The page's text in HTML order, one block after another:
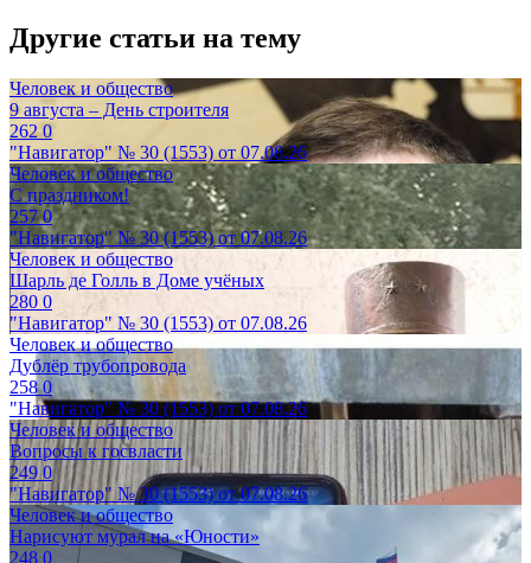
Другие статьи на тему
Человек и общество
9 августа – День строителя
2620
"Навигатор" № 30 (1553) от 07.08.26
Человек и общество
С праздником!
2570
"Навигатор" № 30 (1553) от 07.08.26
Человек и общество
Шарль де Голль в Доме учёных
280 0
"Навигатор" № 30 (1553) от 07.08.26
Человек и общество
Дублёр трубопровода
2580
"Навигатор" № 30 (1553) от 07.08.26
Человек и общество
Вопросы к госвласти
2490
"Навигатор" № 30 (1553) от 07.08.26
Человек и общество
Нарисуют мурал на «Юности»
248 0